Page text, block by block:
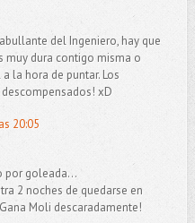
del Ingeniero, hay que
muy dura contigo misma o
la hora de puntar. Los
xD
20:05
por goleada...
2 noches de quedarse en
Moli descaradamente!